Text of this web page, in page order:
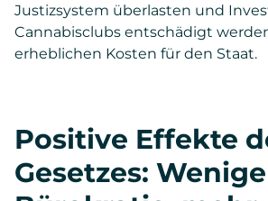
Justizsystem überlasten und
Cannabisclubs entschädigt
erheblichen Kosten für den Staat.
Positive Effekte
Gesetzes: